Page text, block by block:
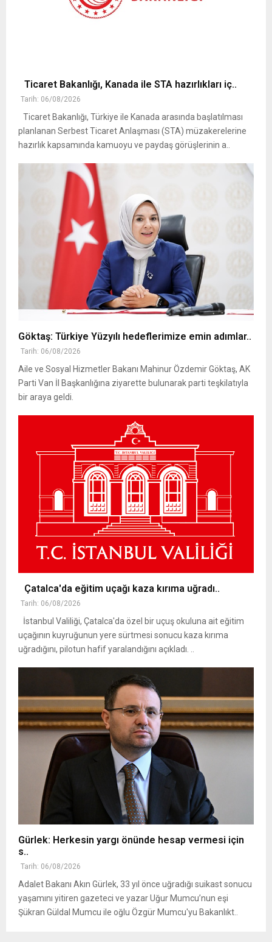
Ticaret Bakanlığı, Kanada ile STA hazırlıkları iç..
Tarih: 06/08/2026
Ticaret Bakanlığı, Türkiye ile Kanada arasında başlatılması
planlanan Serbest Ticaret Anlaşması (STA) müzakerelerine
hazırlık kapsamında kamuoyu ve paydaş görüşlerinin a..
Göktaş: Türkiye Yüzyılı hedeflerimize emin adımlar..
Tarih: 06/08/2026
Aile ve Sosyal Hizmetler Bakanı Mahinur Özdemir Göktaş, AK
Parti Van İl Başkanlığına ziyarette bulunarak parti teşkilatıyla
bir araya geldi.
Çatalca'da eğitim uçağı kaza kırıma uğradı..
Tarih: 06/08/2026
İstanbul Valiliği, Çatalca'da özel bir uçuş okuluna ait eğitim
uçağının kuyruğunun yere sürtmesi sonucu kaza kırıma
uğradığını, pilotun hafif yaralandığını açıkladı. ..
Gürlek: Herkesin yargı önünde hesap vermesi için
s..
Tarih: 06/08/2026
Adalet Bakanı Akın Gürlek, 33 yıl önce uğradığı suikast sonucu
yaşamını yitiren gazeteci ve yazar Uğur Mumcu’nun eşi
Şükran Güldal Mumcu ile oğlu Özgür Mumcu'yu Bakanlıkt..